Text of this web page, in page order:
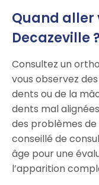
Quand aller
Decazeville
Consultez un
vous observez
dents ou de la
dents mal
des problèmes
conseillé de
âge pour une
l’apparition